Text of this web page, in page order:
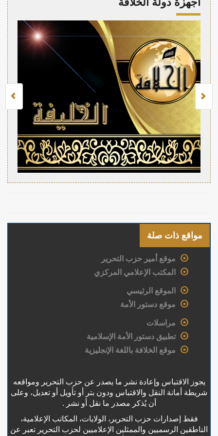
مواقع ذات صلة
موقع أمير حزب التحرير
المكتب الإعلامي المركزي
الموقع الرئيسي
موقع دستور الأمة
مراسلات
تطبيق دستور الأمة الإسلامية
موقع الخلافة باللغة الإنجليزية
يجوز الاقتباس وإعادة نشر ما يصدر عن حزب التحرير ومواقعه
شريطة أمانة النقل والاقتباس ودون بتر أو تأويل أو تعديل، وعلى
أن يُذكر مصدر ما نقل أو نشر .
فقط إصدارات حزب التحرير، الولايات، المكاتب الإعلامية،
الناطقين الرسميين والممثلين الإعلاميين لحزب التحرير تعبر عن